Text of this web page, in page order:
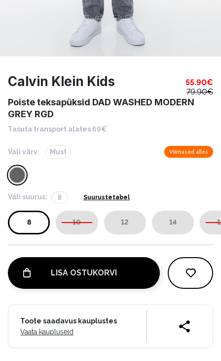
Calvin Klein Kids 55.90€
79.90€
Poiste teksapüksid DAD WASHED MODERN
GREY RGD
Tasuta transport alates 69€
Vali värv: Must Viimased alles
Vali suurus: 8 Suurustetabel
8 10 12 14
LISA OSTUKORVI
Toote saadavus kauplustes
Vaata kaupluseid